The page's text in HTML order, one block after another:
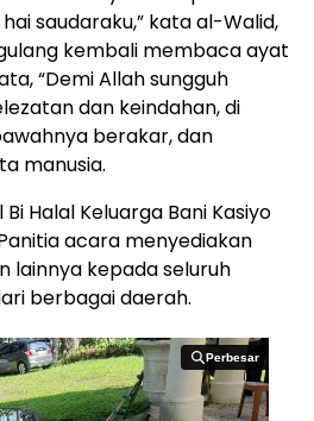
saudaraku,” kata al-Walid,
kembali membaca ayat
“Demi Allah sungguh
dan keindahan, di
berakar, dan
manusia.
Halal Keluarga Bani Kasiyo
acara menyediakan
lainnya kepada seluruh
berbagai daerah.
Perbesar
Perbesar